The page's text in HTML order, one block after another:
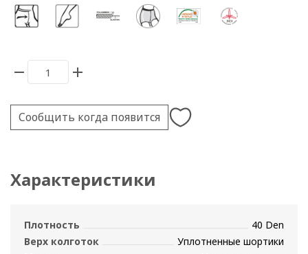
Сообщить когда появится
Характеристики
Плотность
40 Den
Верх колготок
Уплотненные шортики